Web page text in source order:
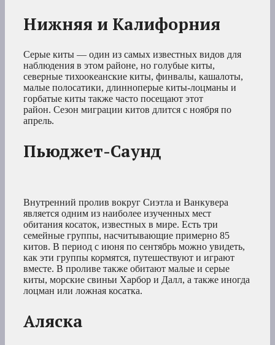
Нижняя и Калифорния
Серые киты — один из самых известных видов для
наблюдения в этом районе, но голубые киты,
северные тихоокеанские киты, финвалы, кашалоты,
малые полосатики, длинноперые киты-лоцманы и
горбатые киты также часто посещают этот
район. Сезон миграции китов длится с ноября по
апрель.
Пьюджет-Саунд
Внутренний пролив вокруг Сиэтла и Ванкувера
является одним из наиболее изученных мест
обитания косаток, известных в мире. Есть три
семейные группы, насчитывающие примерно 85
китов. В период с июня по сентябрь можно увидеть,
как эти группы кормятся, путешествуют и играют
вместе. В проливе также обитают малые и серые
киты, морские свиньи Харбор и Далл, а также иногда
лоцман или ложная косатка.
Аляска